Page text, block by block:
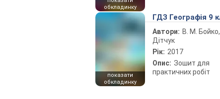
обкладинку
показати
обкладинку
ГДЗ Географія 9
Автори: В. М. Бойко,
Дітчук
Рік: 2017
Опис: Зошит для
практичних робіт